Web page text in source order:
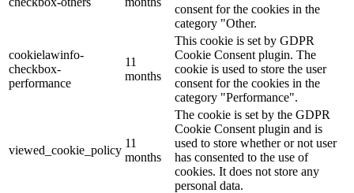
consent for the cookies in the
category "Other.
cookielawinfo-
checkbox-
performance
11
months
This cookie is set by GDPR
Cookie Consent plugin. The
cookie is used to store the user
consent for the cookies in the
category "Performance".
viewed_cookie_policy
11
months
The cookie is set by the GDPR
Cookie Consent plugin and is
used to store whether or not user
has consented to the use of
cookies. It does not store any
personal data.